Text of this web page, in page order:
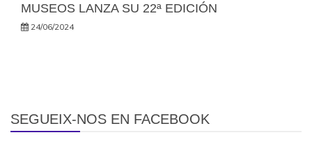
MUSEOS LANZA SU 22ª EDICIÓN
24/06/2024
SEGUEIX-NOS EN FACEBOOK